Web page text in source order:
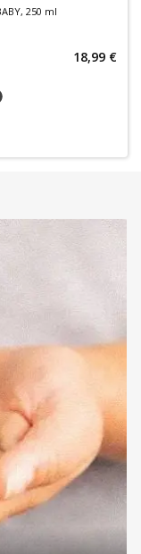
250 ml
narių nuolaida
18,99 €